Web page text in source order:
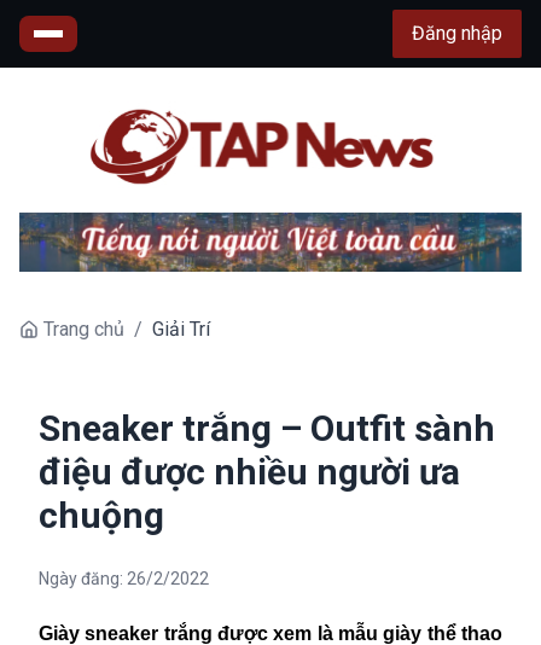
Đăng nhập
Trang chủ / Giải Trí
Sneaker trắng – Outfit sành
điệu được nhiều người ưa
chuộng
Ngày đăng: 26/2/2022
Giày sneaker trắng được xem là mẫu giày thể thao